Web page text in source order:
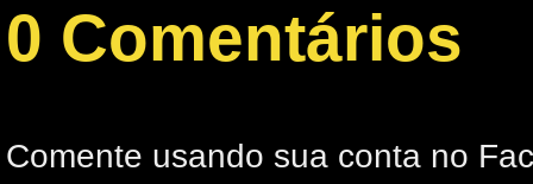
0 Comentários
Comente usando sua conta no